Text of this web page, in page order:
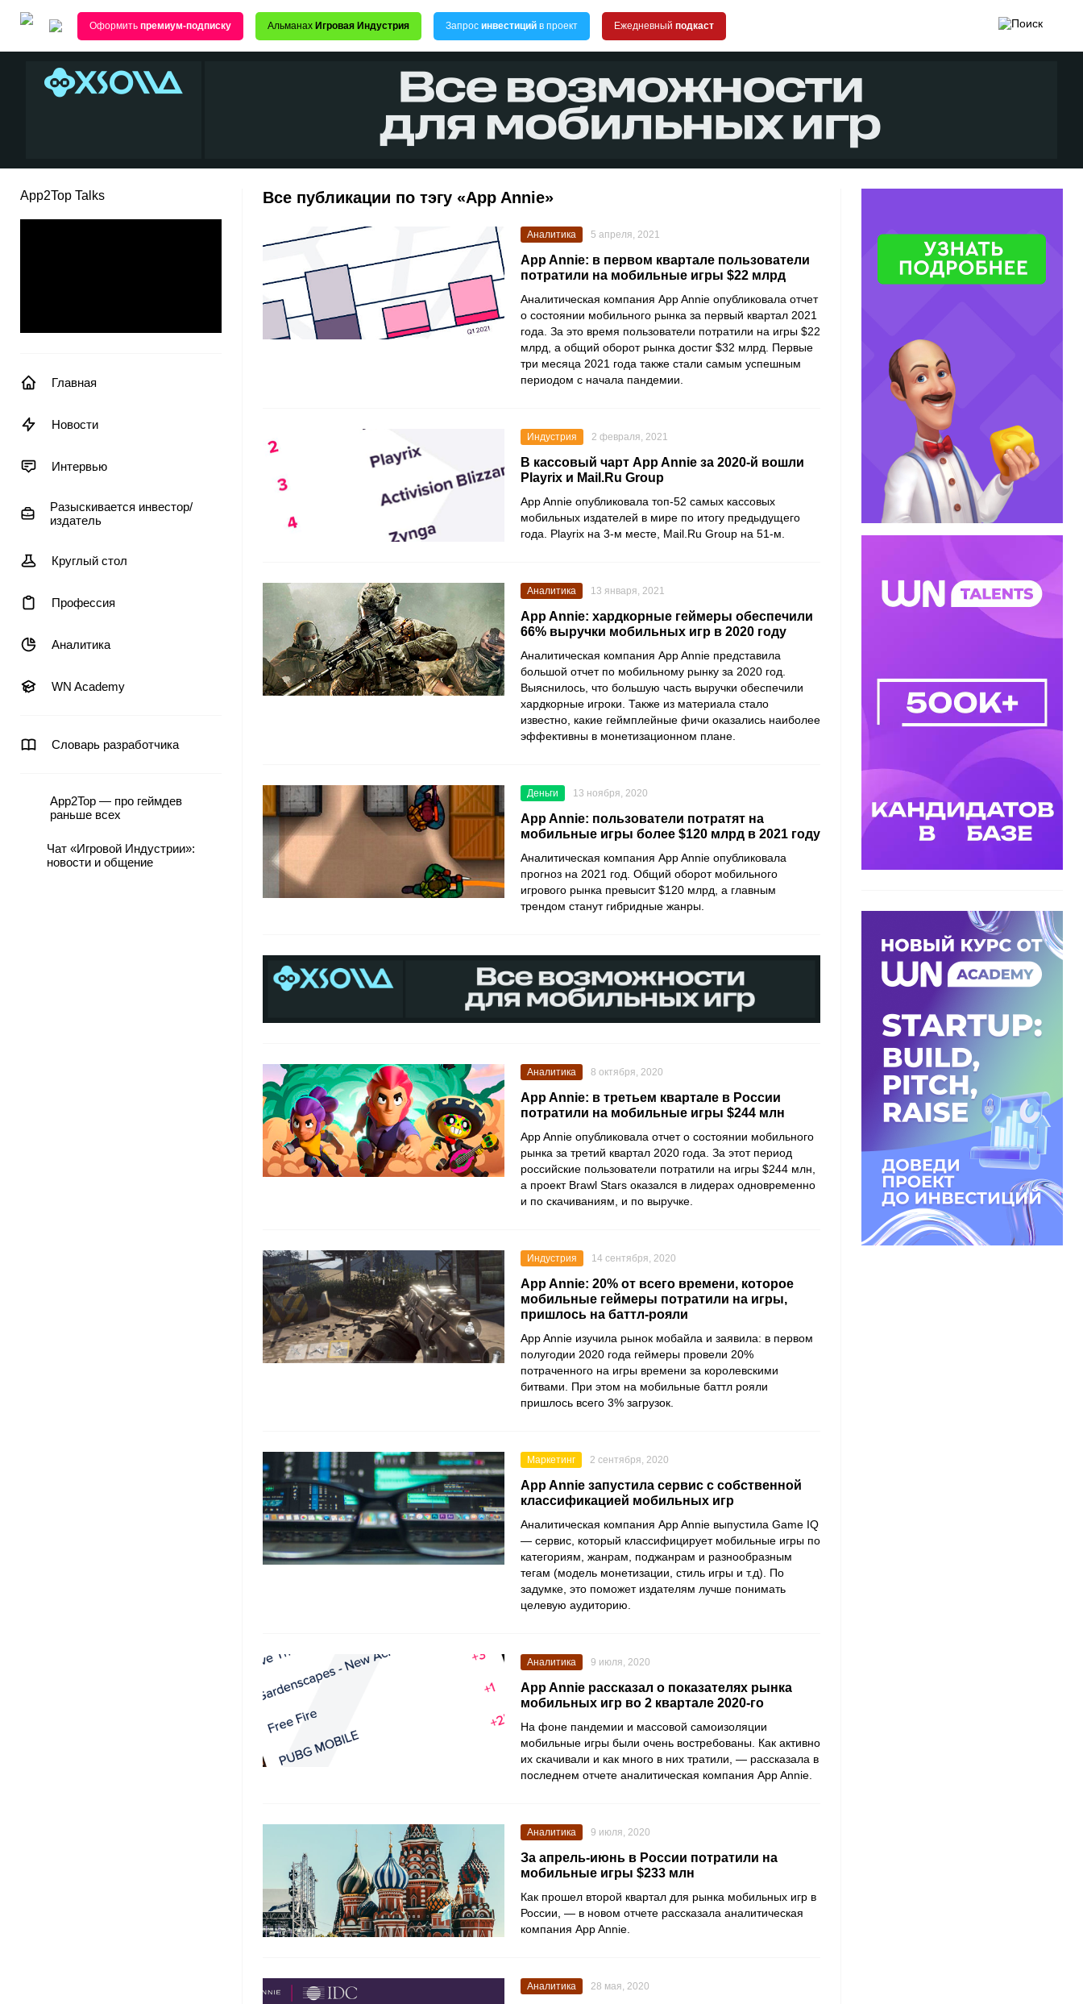
Оформить премиум-подписку Альманах Игровая Индустрия Запрос инвестиций в проект Ежедневный подкаст
App2Top Talks
Главная
Новости
Интервью
Разыскивается инвестор/
издатель
Круглый стол
Профессия
Аналитика
WN Academy
Словарь разработчика
App2Top — про геймдев
раньше всех
Чат «Игровой Индустрии»:
новости и общение
Все публикации по тэгу «App Annie»
Аналитика 5 апреля, 2021
App Annie: в первом квартале пользователи
потратили на мобильные игры $22 млрд
Аналитическая компания App Annie опубликовала отчет
о состоянии мобильного рынка за первый квартал 2021
года. За это время пользователи потратили на игры $22
млрд, а общий оборот рынка достиг $32 млрд. Первые
три месяца 2021 года также стали самым успешным
периодом с начала пандемии.
Индустрия 2 февраля, 2021
В кассовый чарт App Annie за 2020-й вошли
Playrix и Mail.Ru Group
App Annie опубликовала топ-52 самых кассовых
мобильных издателей в мире по итогу предыдущего
года.
Playrix на 3-м месте, Mail.Ru Group на 51-м.
Аналитика 13 января, 2021
App Annie: хардкорные геймеры обеспечили
66% выручки мобильных игр в 2020 году
Аналитическая компания App Annie представила
большой отчет по мобильному рынку за 2020 год.
Выяснилось, что большую часть выручки обеспечили
хардкорные игроки. Также из материала стало
известно, какие геймплейные фичи оказались наиболее
эффективны в монетизационном плане.
Деньги 13 ноября, 2020
App Annie: пользователи потратят на
мобильные игры более $120 млрд в 2021 году
Аналитическая компания App Annie опубликовала
прогноз на 2021 год. Общий оборот мобильного
игрового рынка превысит $120 млрд, а главным
трендом станут гибридные жанры.
Аналитика 8 октября, 2020
App Annie: в третьем квартале в России
потратили на мобильные игры $244 млн
App Annie опубликовала отчет о состоянии мобильного
рынка за третий квартал 2020 года. За этот период
российские пользователи потратили на игры $244 млн,
а проект Brawl Stars оказался в лидерах одновременно
и по скачиваниям, и по выручке.
Индустрия 14 сентября, 2020
App Annie: 20% от всего времени, которое
мобильные геймеры потратили на игры,
пришлось на баттл-рояли
App Annie изучила рынок мобайла и заявила: в первом
полугодии 2020 года геймеры провели 20%
потраченного на игры времени за королевскими
битвами. При этом на мобильные баттл рояли
пришлось всего 3% загрузок.
Маркетинг 2 сентября, 2020
App Annie запустила сервис с собственной
классификацией мобильных игр
Аналитическая компания App Annie выпустила Game IQ
— сервис, который классифицирует мобильные игры по
категориям, жанрам, поджанрам и разнообразным
тегам (модель монетизации, стиль игры и т.д). По
задумке, это поможет издателям лучше понимать
целевую аудиторию.
Аналитика 9 июля, 2020
App Annie рассказал о показателях рынка
мобильных игр во 2 квартале 2020-го
На фоне пандемии и массовой самоизоляции
мобильные игры были очень востребованы. Как активно
их скачивали и как много в них тратили, — рассказала в
последнем отчете аналитическая компания App Annie
Аналитика 9 июля, 2020
За апрель-июнь в России потратили на
мобильные игры $233 млн
Как прошел второй квартал для рынка мобильных игр в
России, — в новом отчете рассказала аналитическая
компания App Annie
Аналитика 28 мая, 2020